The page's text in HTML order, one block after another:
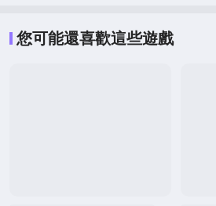
您可能還喜歡這些遊戲